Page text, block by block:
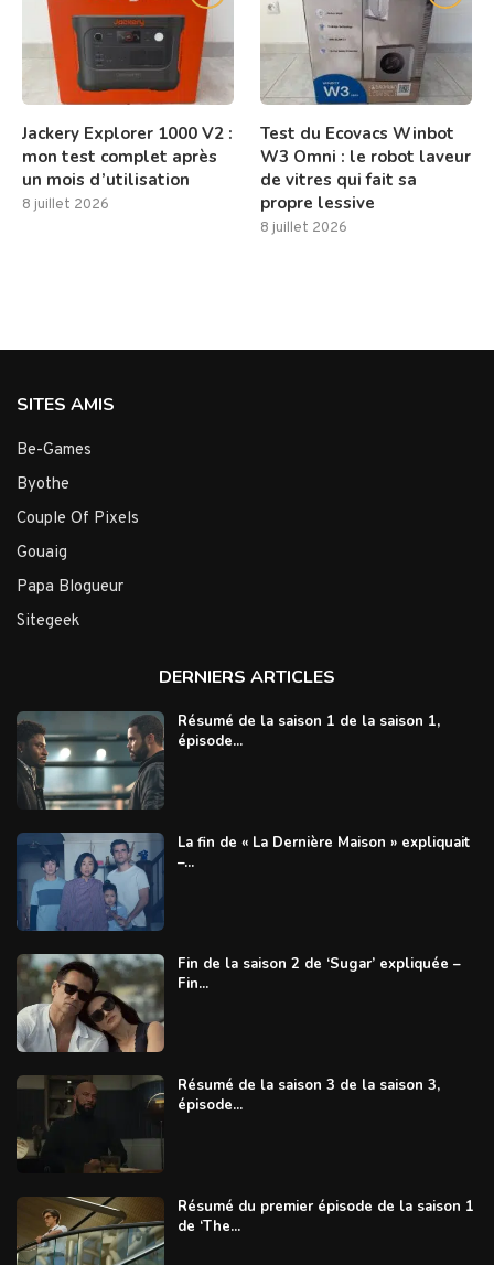
Jackery Explorer 1000 V2 :
mon test complet après
un mois d’utilisation
8 juillet 2026
Test du Ecovacs Winbot
W3 Omni : le robot laveur
de vitres qui fait sa
propre lessive
8 juillet 2026
SITES AMIS
Be-Games
Byothe
Couple Of Pixels
Gouaig
Papa Blogueur
Sitegeek
DERNIERS ARTICLES
Résumé de la saison 1 de la saison 1,
épisode...
La fin de « La Dernière Maison » expliquait
–...
Fin de la saison 2 de ‘Sugar’ expliquée –
Fin...
Résumé de la saison 3 de la saison 3,
épisode...
Résumé du premier épisode de la saison 1
de ‘The...